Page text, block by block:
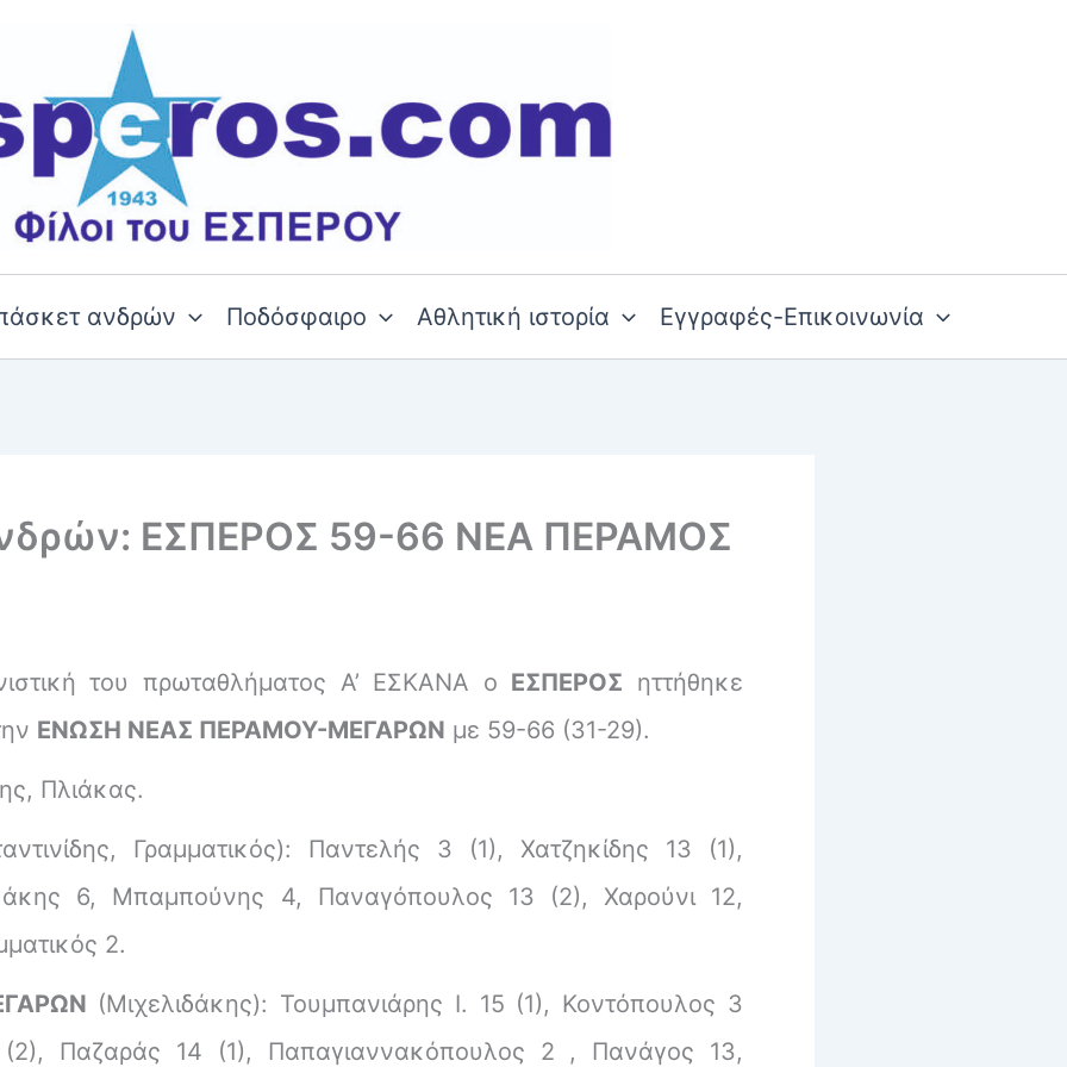
ανδρών Ποδόσφαιρο Αθλητική ιστορία Εγγραφές-Επικοινωνία
ΕΣΠΕΡΟΣ 59-66 ΝΕΑ ΠΕΡΑΜΟΣ
του πρωταθλήματος Α’ ΕΣΚΑΝΑ ο ΕΣΠΕΡΟΣ ηττήθηκε
ΕΝΩΣΗ ΝΕΑΣ ΠΕΡΑΜΟΥ-ΜΕΓΑΡΩΝ με 59-66 (31-29).
Πλιάκας.
Γραμματικός): Παντελής 3 (1), Χατζηκίδης 13 (1),
6, Μπαμπούνης 4, Παναγόπουλος 13 (2), Χαρούνι 12,
2.
(Μιχελιδάκης): Τουμπανιάρης Ι. 15 (1), Κοντόπουλος 3
(2), Παζαράς 14 (1), Παπαγιαννακόπουλος 2 , Πανάγος 13,